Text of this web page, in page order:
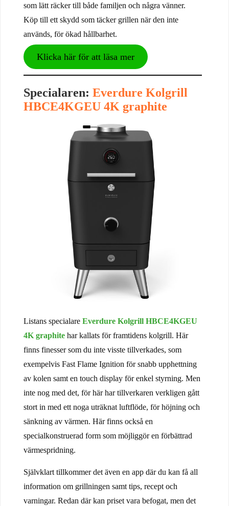
som lätt räcker till både familjen och några vänner.
Köp till ett skydd som täcker grillen när den inte
används, för ökad hållbarhet.
Klicka här för att läsa mer
Specialaren: Everdure Kolgrill
HBCE4KGEU 4K graphite
Listans specialare Everdure Kolgrill HBCE4KGEU
4K graphite har kallats för framtidens kolgrill. Här
finns finesser som du inte visste tillverkades, som
exempelvis Fast Flame Ignition för snabb upphettning
av kolen samt en touch display för enkel styrning. Men
inte nog med det, för här har tillverkaren verkligen gått
stort in med ett noga uträknat luftflöde, för höjning och
sänkning av värmen. Här finns också en
specialkonstruerad form som möjliggör en förbättrad
värmespridning.
Självklart tillkommer det även en app där du kan få all
information om grillningen samt tips, recept och
varningar. Redan där kan priset vara befogat, men det